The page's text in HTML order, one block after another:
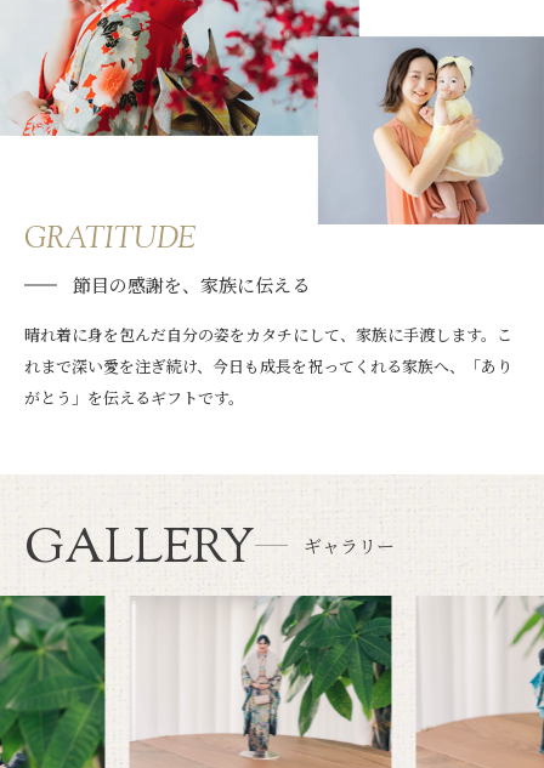
GRATITUDE
節目の感謝を、家族に伝える
晴れ着に身を包んだ自分の姿をカタチにして、家族に手渡します。こ
れまで深い愛を注ぎ続け、今日も成長を祝ってくれる家族へ、「あり
がとう」を伝えるギフトです。
GALLERY ギャラリー